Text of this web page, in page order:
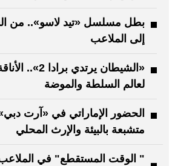
بطل مسلسل «تيد لاسو».. من
إلى الملاعب
«الشيطان يرتدي
لعالم السلطة والموضة
الحضور الإماراتي في «آرت
متشبعة بالبيئة والإرث المحلي
" الوقت المستقطع" في